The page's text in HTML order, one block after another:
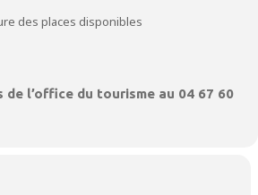
des places disponibles
de l’office du tourisme au 04 67 60